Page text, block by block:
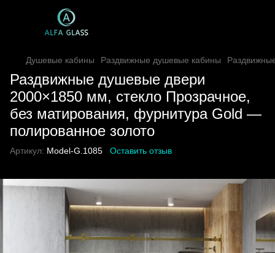
Душевые кабины Раздвижные душевые кабины
Раздвижные душевые двери
2000×1850 мм, стекло Прозрачное,
без матирования, фурнитура Gold —
полированное золото
Артикул: Model-G.1085 Оставить отзыв